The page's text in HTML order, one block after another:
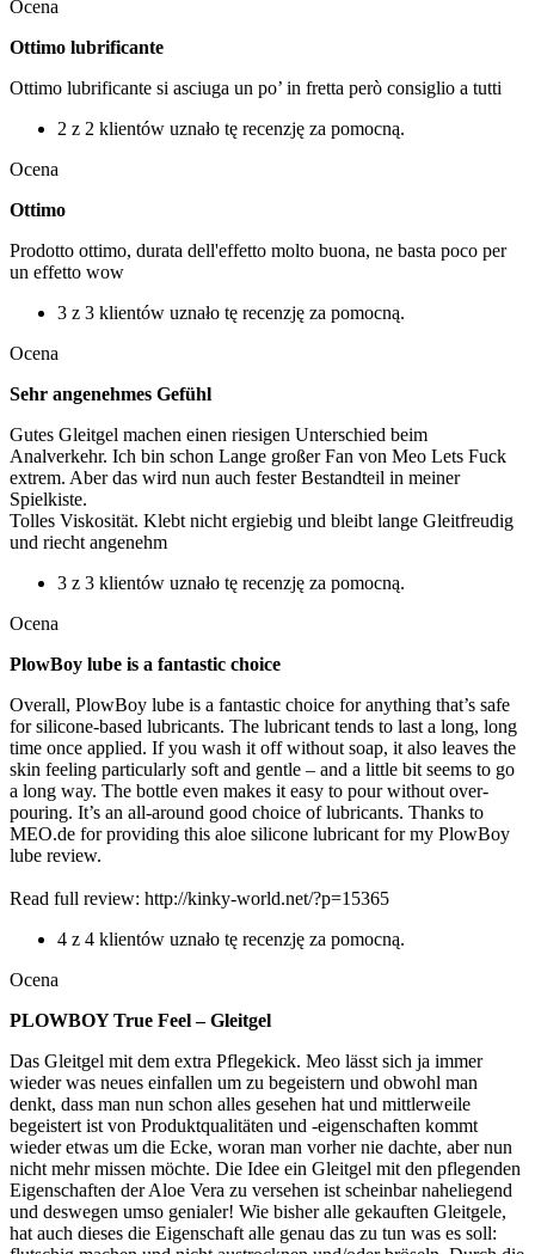
Ocena
Ottimo lubrificante
Ottimo lubrificante si asciuga un po’ in fretta però consiglio a tutti
2 z 2 klientów uznało tę recenzję za pomocną.
Ocena
Ottimo
Prodotto ottimo, durata dell'effetto molto buona, ne basta poco per
un effetto wow
3 z 3 klientów uznało tę recenzję za pomocną.
Ocena
Sehr angenehmes Gefühl
Gutes Gleitgel machen einen riesigen Unterschied beim
Analverkehr. Ich bin schon Lange großer Fan von Meo Lets Fuck
extrem. Aber das wird nun auch fester Bestandteil in meiner
Spielkiste.
Tolles Viskosität. Klebt nicht ergiebig und bleibt lange Gleitfreudig
und riecht angenehm
3 z 3 klientów uznało tę recenzję za pomocną.
Ocena
PlowBoy lube is a fantastic choice
Overall, PlowBoy lube is a fantastic choice for anything that’s safe
for silicone-based lubricants. The lubricant tends to last a long, long
time once applied. If you wash it off without soap, it also leaves the
skin feeling particularly soft and gentle – and a little bit seems to go
a long way. The bottle even makes it easy to pour without over-
pouring. It’s an all-around good choice of lubricants. Thanks to
MEO.de for providing this aloe silicone lubricant for my PlowBoy
lube review.
Read full review: http://kinky-world.net/?p=15365
4 z 4 klientów uznało tę recenzję za pomocną.
Ocena
PLOWBOY True Feel – Gleitgel
Das Gleitgel mit dem extra Pflegekick. Meo lässt sich ja immer
wieder was neues einfallen um zu begeistern und obwohl man
denkt, dass man nun schon alles gesehen hat und mittlerweile
begeistert ist von Produktqualitäten und -eigenschaften kommt
wieder etwas um die Ecke, woran man vorher nie dachte, aber nun
nicht mehr missen möchte. Die Idee ein Gleitgel mit den pflegenden
Eigenschaften der Aloe Vera zu versehen ist scheinbar naheliegend
und deswegen umso genialer! Wie bisher alle gekauften Gleitgele,
hat auch dieses die Eigenschaft alle genau das zu tun was es soll: